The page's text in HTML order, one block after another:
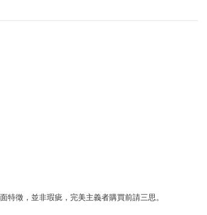
徵，並非瑕疵，完美主義者購買前請三思。